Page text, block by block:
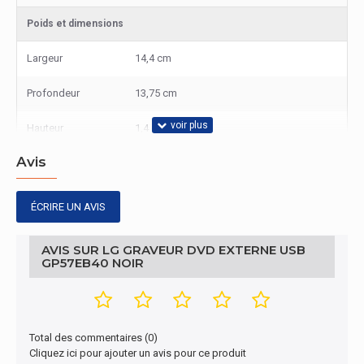
Poids et dimensions
Largeur 14,4 cm
Profondeur 13,75 cm
Hauteur 1,4 cm
Poids
Temps d'accès
aléatoire moyen
Avis
ÉCRIRE UN AVIS
AVIS SUR LG GRAVEUR DVD EXTERNE USB
GP57EB40 NOIR
Total des commentaires (0)
Cliquez ici pour ajouter un avis pour ce produit